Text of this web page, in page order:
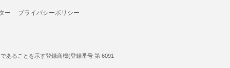
ー プライバシーポリシー
あることを示す登録商標(登録番号 第 6091